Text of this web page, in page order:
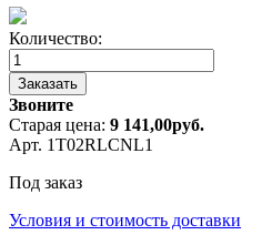
Количество:
Заказать
Звоните
Старая цена: 9 141,00руб.
Арт. 1T02RLCNL1
Под заказ
Условия и стоимость доставки